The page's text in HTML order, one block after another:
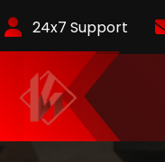
to
Content
24x7 Support
KurlyKlips menyajikan